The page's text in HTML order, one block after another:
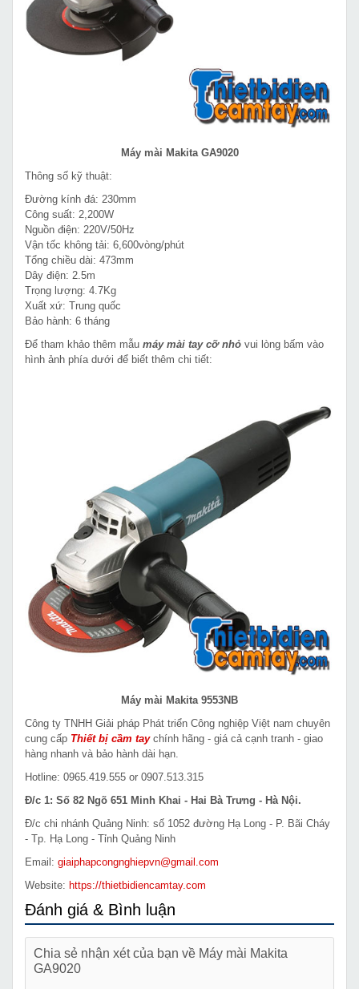
Máy mài Makita GA9020
Thông số kỹ thuật:
Đường kính đá: 230mm
Công suất: 2,200W
Nguồn điện: 220V/50Hz
Vận tốc không tải: 6,600vòng/phút
Tổng chiều dài: 473mm
Dây điện: 2.5m
Trọng lượng: 4.7Kg
Xuất xứ: Trung quốc
Bảo hành: 6 tháng
Để tham khảo thêm mẫu máy mài tay cỡ nhỏ vui lòng bấm vào
hình ảnh phía dưới để biết thêm chi tiết:
Máy mài Makita 9553NB
Công ty TNHH Giải pháp Phát triển Công nghiệp Việt nam chuyên
cung cấp Thiết bị cầm taychính hãng - giá cả cạnh tranh - giao
hàng nhanh và bảo hành dài hạn.
Hotline: 0965.419.555 or 0907.513.315
Đ/c 1: Số 82 Ngõ 651 Minh Khai - Hai Bà Trưng - Hà Nội.
Đ/c chi nhánh Quảng Ninh: số 1052 đường Hạ Long - P. Bãi Cháy
- Tp. Hạ Long - Tỉnh Quảng Ninh
Email: giaiphapcongnghiepvn@gmail.com
Website: https://thietbidiencamtay.com
Đánh giá & Bình luận
Chia sẻ nhận xét của bạn về Máy mài Makita
GA9020